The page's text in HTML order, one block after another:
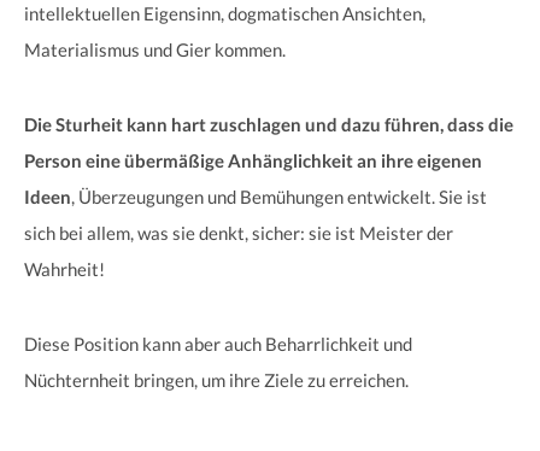
intellektuellen Eigensinn, dogmatischen Ansichten,
Materialismus und Gier kommen.
Die Sturheit kann hart zuschlagen und dazu führen, dass die
Person eine übermäßige Anhänglichkeit an ihre eigenen
Ideen, Überzeugungen und Bemühungen entwickelt. Sie ist
sich bei allem, was sie denkt, sicher: sie ist Meister der
Wahrheit!
Diese Position kann aber auch Beharrlichkeit und
Nüchternheit bringen, um ihre Ziele zu erreichen.